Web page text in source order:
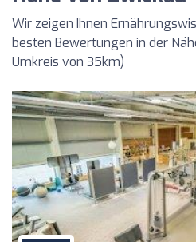
Wir zeigen Ihnen
besten Bewertungen in der
Umkreis von 35km)